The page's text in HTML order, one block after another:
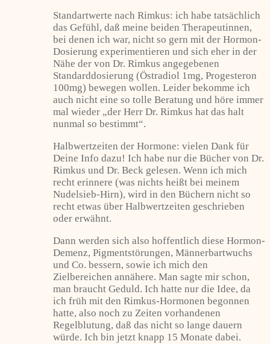
Standartwerte nach Rimkus: ich habe tatsächlich
das Gefühl, daß meine beiden Therapeutinnen,
bei denen ich war, nicht so gern mit der Hormon-
Dosierung experimentieren und sich eher in der
Nähe der von Dr. Rimkus angegebenen
Standarddosierung (Östradiol 1mg, Progesteron
100mg) bewegen wollen. Leider bekomme ich
auch nicht eine so tolle Beratung und höre immer
mal wieder „der Herr Dr. Rimkus hat das halt
nunmal so bestimmt“.
Halbwertzeiten der Hormone: vielen Dank für
Deine Info dazu! Ich habe nur die Bücher von Dr.
Rimkus und Dr. Beck gelesen. Wenn ich mich
recht erinnere (was nichts heißt bei meinem
Nudelsieb-Hirn), wird in den Büchern nicht so
recht etwas über Halbwertzeiten geschrieben
oder erwähnt.
Dann werden sich also hoffentlich diese Hormon-
Demenz, Pigmentstörungen, Männerbartwuchs
und Co. bessern, sowie ich mich den
Zielbereichen annähere. Man sagte mir schon,
man braucht Geduld. Ich hatte nur die Idee, da
ich früh mit den Rimkus-Hormonen begonnen
hatte, also noch zu Zeiten vorhandenen
Regelblutung, daß das nicht so lange dauern
würde. Ich bin jetzt knapp 15 Monate dabei.